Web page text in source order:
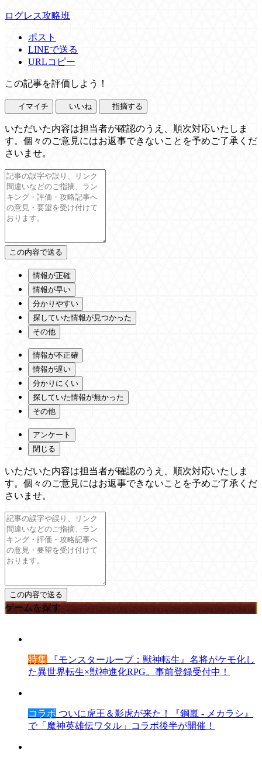
ログレス攻略班
ポスト
LINEで送る
URLコピー
この記事を評価しよう！
イマイチ いいね 指摘する
いただいた内容は担当者が確認のうえ、順次対応いたしま
す。個々のご意見にはお返事できないことを予めご了承くだ
さいませ。
情報が正確
情報が早い
分かりやすい
探していた情報が見つかった
その他
情報が不正確
情報が遅い
分かりにくい
探していた情報が無かった
その他
アンケート
閉じる
いただいた内容は担当者が確認のうえ、順次対応いたしま
す。個々のご意見にはお返事できないことを予めご了承くだ
さいませ。
ゲームを探す
特集 『モンスターループ：獣神転生』名将がケモ化し
た異世界転生×獣神進化RPG。事前登録受付中！
コラボ ついに虎王＆影虎が来た！『鋼嵐 - メカラシ』
で「魔神英雄伝ワタル」コラボ後半が開催！